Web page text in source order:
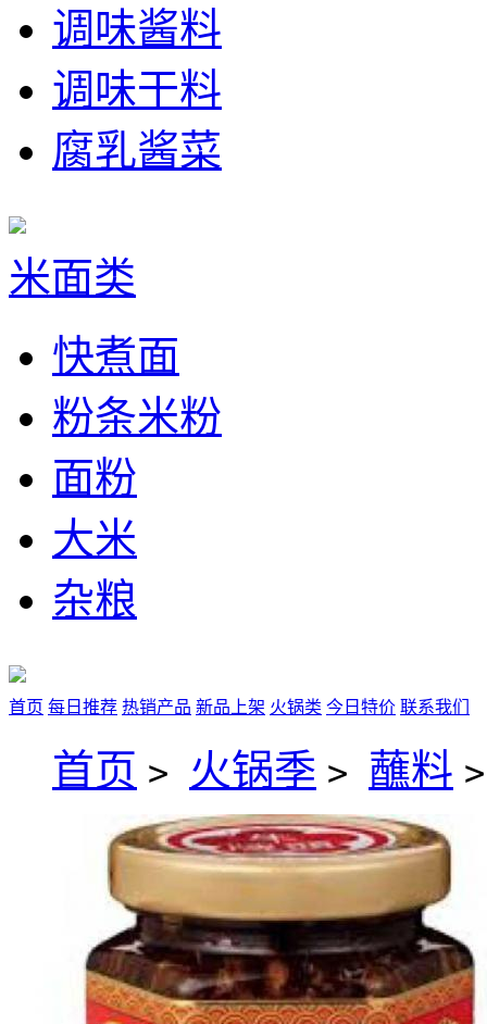
调味酱料
调味干料
腐乳酱菜
米面类
快煮面
粉条米粉
面粉
大米
杂粮
首页 每日推荐 热销产品 新品上架 火锅类 今日特价 联系我们
首页 > 火锅季 > 蘸料